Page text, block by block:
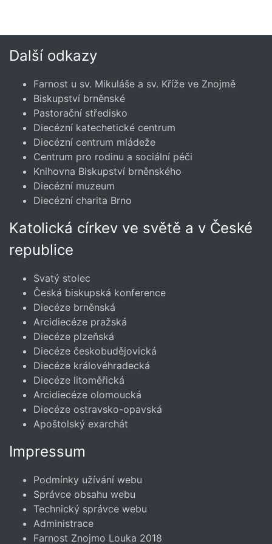
Další odkazy
Farnost u sv. Mikuláše a sv. Kříže ve Znojmě
Biskupství brněnské
Pastorační středisko
Diecézní katechetické centrum
Diecézní centrum mládeže
Centrum pro rodinu a sociální péči
Knihovna Biskupství brněnského
Diecézní muzeum
Diecézní charita Brno
Katolická církev ve světě a v České
republice
Svatý stolec
Česká biskupská konference
Diecéze brněnská
Arcidiecéze pražská
Diecéze plzeňská
Diecéze českobudějovická
Diecéze královéhradecká
Diecéze litoměřická
Arcidiecéze olomoucká
Diecéze ostravsko-opavská
Apoštolský exarchát
Impressum
Podmínky užívání webu
Správce obsahu webu
Technický správce webu
Administrace
Farnost Znojmo Louka 2018